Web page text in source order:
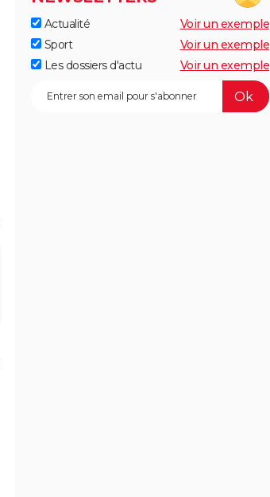
Actualité
Voir un exemple
Sport
Voir un exemple
Les dossiers d'actu
Voir un exemple